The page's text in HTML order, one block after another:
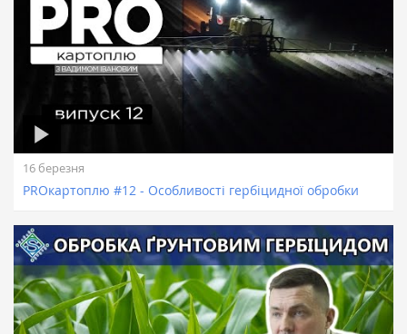
16 березня
PROкартоплю #12 - Особливості гербіцидної обробки